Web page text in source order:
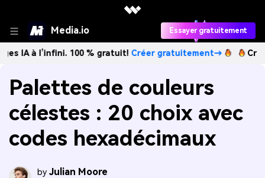
Media.io Essayer gratuitement
100 % gratuit!Créer gratuitement→ Créez des
Palettes de couleurs
célestes : 20 choix avec
codes hexadécimaux
by Julian Moore